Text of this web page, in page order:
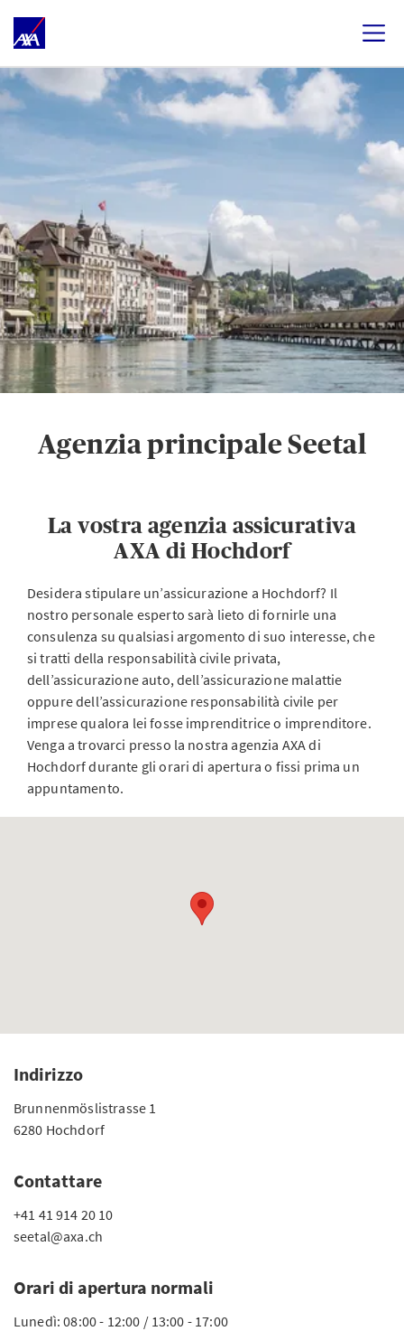
Agenzia principale Seetal
La vostra agenzia assicurativa
AXA di Hochdorf
Desidera stipulare un’assicurazione a Hochdorf? Il
nostro personale esperto sarà lieto di fornirle una
consulenza su qualsiasi argomento di suo interesse, che
si tratti della responsabilità civile privata,
dell’assicurazione auto, dell’assicurazione malattie
oppure dell’assicurazione responsabilità civile per
imprese qualora lei fosse imprenditrice o imprenditore.
Venga a trovarci presso la nostra agenzia AXA di
Hochdorf durante gli orari di apertura o fissi prima un
appuntamento.
Indirizzo
Brunnenmöslistrasse 1
6280 Hochdorf
Contattare
+41 41 914 20 10
seetal@axa.ch
Orari di apertura normali
Lunedì: 08:00 - 12:00 / 13:00 - 17:00